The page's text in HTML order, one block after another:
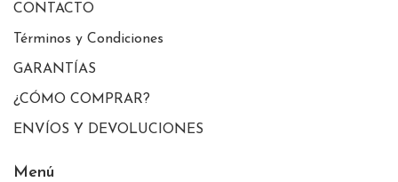
CONTACTO
Términos y Condiciones
GARANTÍAS
¿CÓMO COMPRAR?
ENVÍOS Y DEVOLUCIONES
Menú